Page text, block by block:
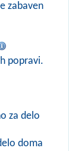
zabaven
popravi.
za delo
doma